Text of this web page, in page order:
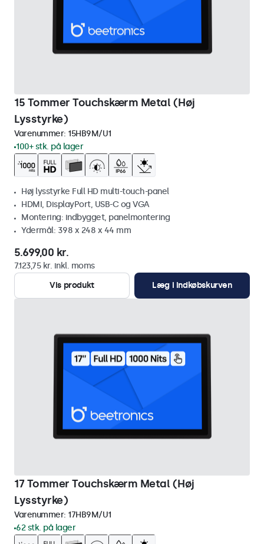
15 Tommer Touchskærm Metal (Høj
Lysstyrke)
Varenummer: 15HB9M/U1
100+ stk. på lager
Høj lysstyrke Full HD multi-touch-panel
HDMI, DisplayPort, USB-C og VGA
Montering: indbygget, panelmontering
Ydermål: 398 x 248 x 44 mm
5.699,00 kr.
7.123,75 kr. inkl. moms
Vis produkt
Læg i indkøbskurven
17 Tommer Touchskærm Metal (Høj
Lysstyrke)
Varenummer: 17HB9M/U1
62 stk. på lager